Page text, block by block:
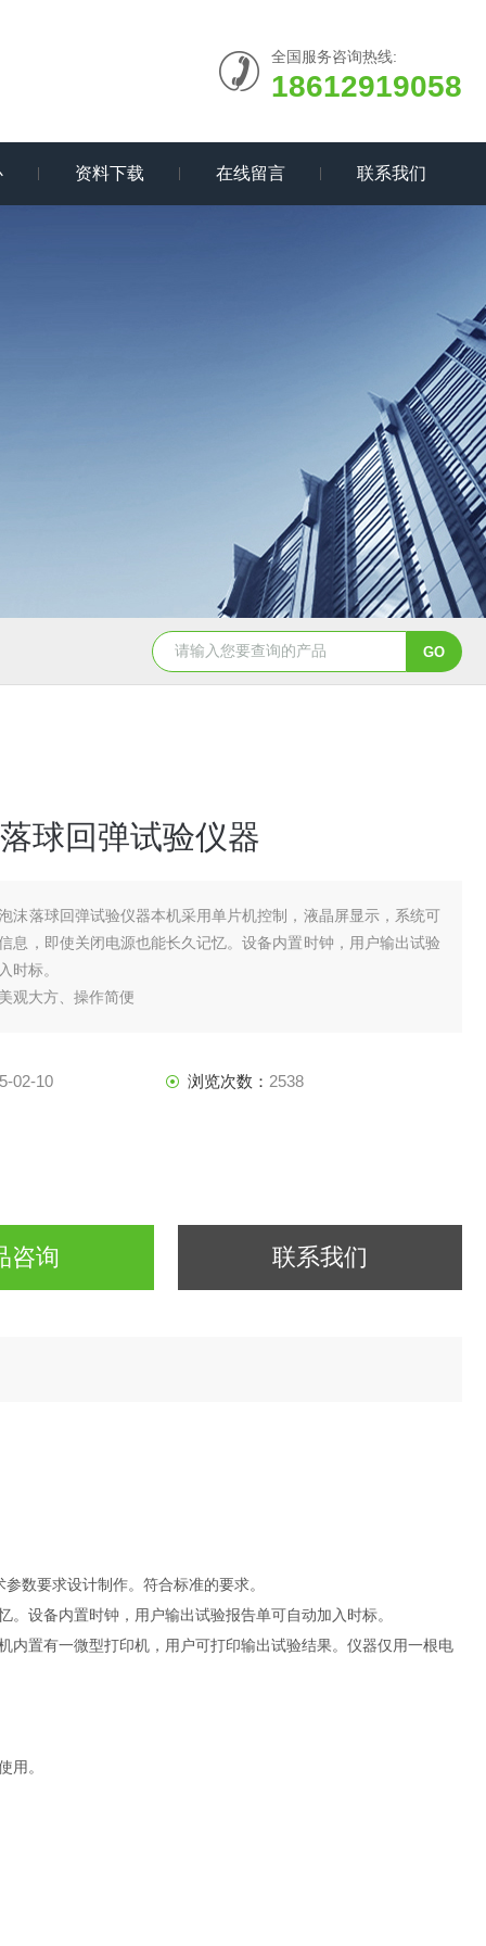
全国服务咨询热线:
18612919058
资料下载 在线留言 联系我们
球回弹试验仪器
沫落球回弹试验仪器本机采用单片机控制，液晶屏显示，系统可
息，即使关闭电源也能长久记忆。设备内置时钟，用户输出试验
时标。
观大方、操作简便
02-10 浏览次数： 2538
咨询 联系我们
数要求设计制作。符合标准的要求。
设备内置时钟，用户输出试验报告单可自动加入时标。
置有一微型打印机，用户可打印输出试验结果。仪器仅用一根电
用。